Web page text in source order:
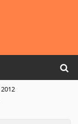
Busca
2012